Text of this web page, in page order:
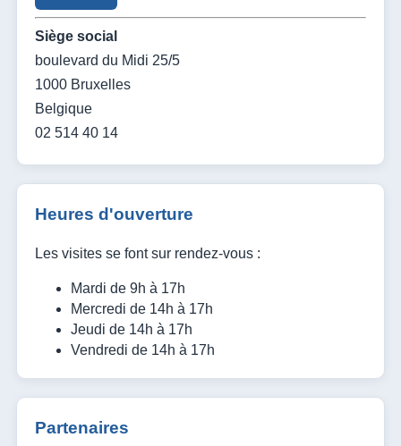
Siège social
boulevard du Midi 25/5
1000 Bruxelles
Belgique
02 514 40 14
Heures d'ouverture
Les visites se font sur rendez-vous :
Mardi de 9h à 17h
Mercredi de 14h à 17h
Jeudi de 14h à 17h
Vendredi de 14h à 17h
Partenaires